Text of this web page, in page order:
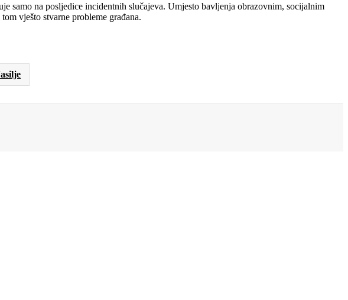
samo na posljedice incidentnih slučajeva. Umjesto bavljenja obrazovnim, socijalnim
vješto stvarne probleme građana.